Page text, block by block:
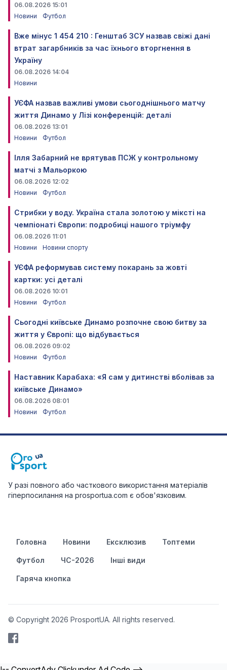
06.08.2026 15:01
Новини
Футбол
Вже мінус 1 454 210 : Генштаб ЗСУ назвав свіжі дані
втрат загарбників за час їхнього вторгнення в
Україну
06.08.2026 14:04
Новини
УЄФА назвав важливі умови сьогоднішнього матчу
життя Динамо у Лізі конференцій: деталі
06.08.2026 13:01
Новини
Футбол
Ілля Забарний не врятував ПСЖ у контрольному
матчі з Мальоркою
06.08.2026 12:02
Новини
Футбол
Стрибки у воду. Україна стала золотою у міксті на
чемпіонаті Європи: подробиці нашого тріумфу
06.08.2026 11:01
Новини
Новини спорту
УЄФА реформував систему покарань за жовті
картки: усі деталі
06.08.2026 10:01
Новини
Футбол
Сьогодні київське Динамо розпочне свою битву за
життя у Європі: що відбувається
06.08.2026 09:02
Новини
Футбол
Наставник Карабаха: «Я сам у дитинстві вболівав за
київське Динамо»
06.08.2026 08:01
Новини
Футбол
У разі повного або часткового використання матеріалів
гіперпосилання на prosportua.com є обов'язковим.
Головна Новини Ексклюзив Топтеми
Футбол ЧС-2026 Інші види
Гаряча кнопка
© Copyright 2026 ProsportUA. All rights reserved.